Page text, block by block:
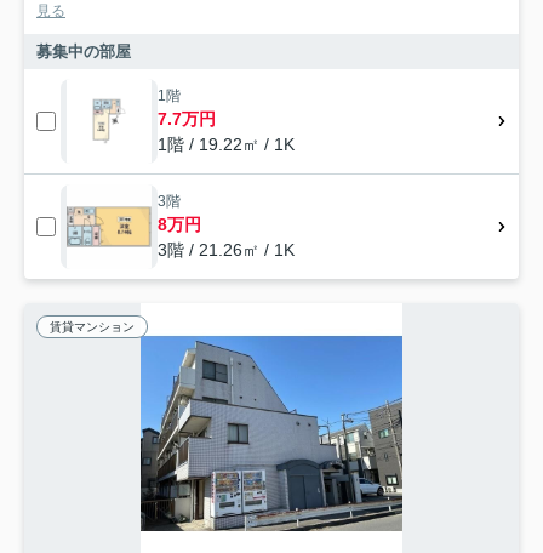
見る
募集中の部屋
1階
7.7万円
1階 / 19.22㎡ / 1K
3階
8万円
3階 / 21.26㎡ / 1K
賃貸マンション